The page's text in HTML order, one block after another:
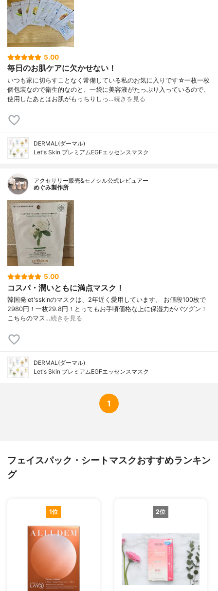
5.00
毎日のお肌ケアに欠かせない！
いつも家に切らすことなく常備している私のお気に入りです☆一枚一枚
個包装なので衛生的なのと、一袋に美容液がたっぷり入っているので、
使用したあとはお肌がもっちりしっ…続きを見る
DERMAL(ダーマル)
Let's Skin プレミアムEGFエッセンスマスク
アクセサリー販売&モノシル公式レビュアー
めぐみ製作所
5.00
コスパ・潤いともに満点マスク！
韓国発let'sskinのマスクは、2年近く愛用しています。 お値段100枚で
2980円！一枚29.8円！とってもお手頃価格な上に保湿力がバツグン！
こちらのマス…続きを見る
DERMAL(ダーマル)
Let's Skin プレミアムEGFエッセンスマスク
1
フェイスパック・シートマスクおすすめランキン
グ
1位 2位